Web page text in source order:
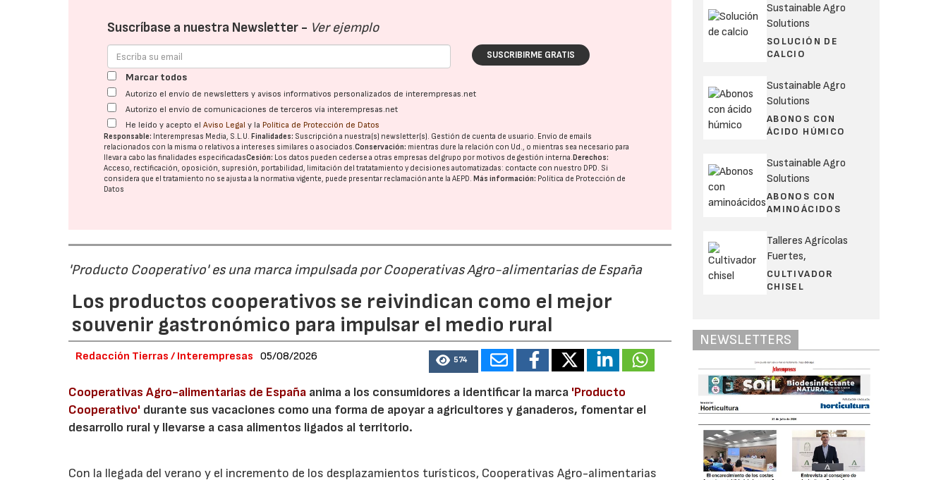
Suscríbase a nuestra Newsletter - Ver ejemplo
SUSCRIBIRME GRATIS
Marcar todos
Autorizo el envío de newsletters y avisos informativos personalizados de interempresas.net
Autorizo el envío de comunicaciones de terceros vía interempresas.net
He leído y acepto elAviso Legal y la Política de Protección de Datos
Responsable: Interempresas Media, S.L.U. Finalidades: Suscripción a nuestra(s) newsletter(s). Gestión de cuenta de usuario. Envío de emails
relacionados con la misma o relativos a intereses similares o asociados.Conservación: mientras dure la relación con Ud., o mientras sea necesario para
llevar a cabo las finalidades especificadasCesión: Los datos pueden cederse a otras empresas del grupo por motivos de gestión interna. Derechos:
Acceso, rectificación, oposición, supresión, portabilidad, limitación del tratatamiento y decisiones automatizadas: contacte con nuestro DPD. Si
considera que el tratamiento no se ajusta a la normativa vigente, puede presentar reclamación ante laAEPD. Más información: Política de Protección de
Datos
'Producto Cooperativo' es una marca impulsada por Cooperativas Agro-alimentarias de España
Los productos cooperativos se reivindican como el mejor
souvenir gastronómico para impulsar el medio rural
Redacción Tierras / Interempresas 05/08/2026 574
Cooperativas Agro-alimentarias de España anima a los consumidores a identificar la marca 'Producto
Cooperativo' durante sus vacaciones como una forma de apoyar a agricultores y ganaderos, fomentar el
desarrollo rural y llevarse a casa alimentos ligados al territorio.
Con la llegada del verano y el incremento de los desplazamientos turísticos, Cooperativas Agro-alimentarias
Sustainable Agro
Solutions
SOLUCIÓN DE
CALCIO
Sustainable Agro
Solutions
ABONOS CON
ÁCIDO HÚMICO
Sustainable Agro
Solutions
ABONOS CON
AMINOÁCIDOS
Talleres Agrícolas
Fuertes,
CULTIVADOR
CHISEL
NEWSLETTERS